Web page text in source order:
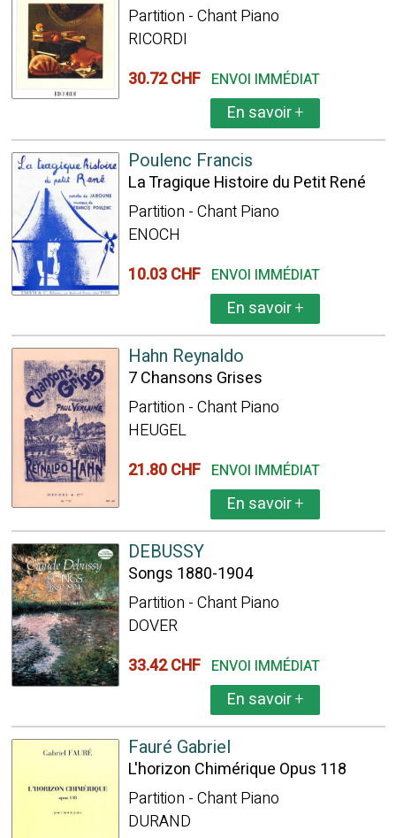
Partition - Chant Piano
RICORDI
30.72 CHF ENVOI IMMÉDIAT
En savoir+
Poulenc Francis
La Tragique Histoire du Petit René
Partition - Chant Piano
ENOCH
10.03 CHF ENVOI IMMÉDIAT
En savoir+
Hahn Reynaldo
7 Chansons Grises
Partition - Chant Piano
HEUGEL
21.80 CHF ENVOI IMMÉDIAT
En savoir+
DEBUSSY
Songs 1880-1904
Partition - Chant Piano
DOVER
33.42 CHF ENVOI IMMÉDIAT
En savoir+
Fauré Gabriel
L'horizon Chimérique Opus 118
Partition - Chant Piano
DURAND